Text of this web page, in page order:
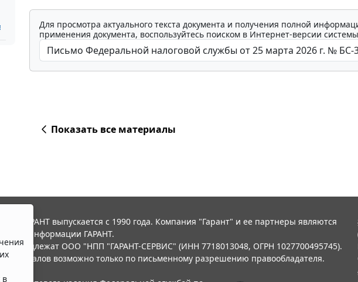
Для просмотра актуального текста документа и получения полной
применения документа, воспользуйтесь поиском в Интернет-версии
Показать все материалы
в
ГАРАНТ выпускается с 1990 года. Компания "Гарант" и ее партнеры являются
информации ГАРАНТ.
принадлежат ООО "НПП "ГАРАНТ-СЕРВИС" (ИНН 7718013048, ОГРН 1027700495745).
материалов возможно только по письменному разрешению правообладателя.